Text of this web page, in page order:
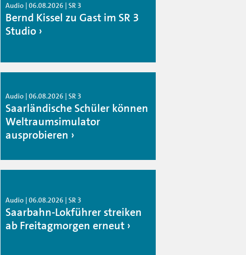
Audio | 06.08.2026 | SR 3
Bernd Kissel zu Gast im SR 3
Studio
Audio | 06.08.2026 | SR 3
Saarländische Schüler können
Weltraumsimulator
ausprobieren
Audio | 06.08.2026 | SR 3
Saarbahn-Lokführer streiken
ab Freitagmorgen erneut